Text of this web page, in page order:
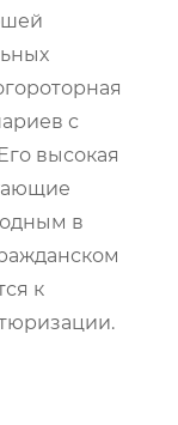
с
высокая
в
к